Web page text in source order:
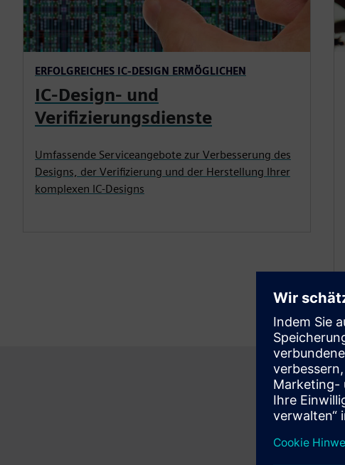
ERFOLGREICHES IC-DESIGN ERMÖGLICHEN
IC-Design- und
Verifizierungsdienste
Umfassende Serviceangebote zur Verbesserung des
Designs, der Verifizierung und der Herstellung Ihrer
komplexen IC-Designs